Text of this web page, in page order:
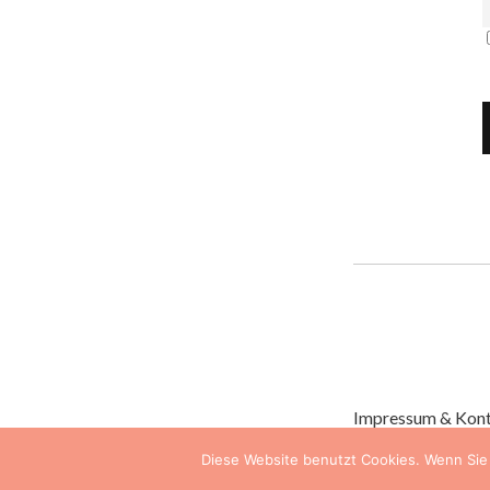
Impressum &
Diese Website benutzt Cookies. Wenn